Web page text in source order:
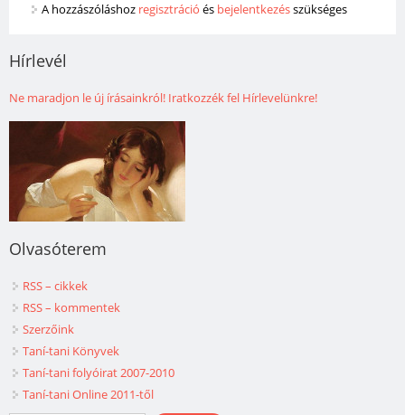
A hozzászóláshoz regisztráció és bejelentkezésszükséges
Hírlevél
Ne maradjon le új írásainkról! Iratkozzék fel Hírlevelünkre!
Olvasóterem
RSS – cikkek
RSS – kommentek
Szerzőink
Taní-tani Könyvek
Taní-tani folyóirat 2007-2010
Taní-tani Online 2011-től